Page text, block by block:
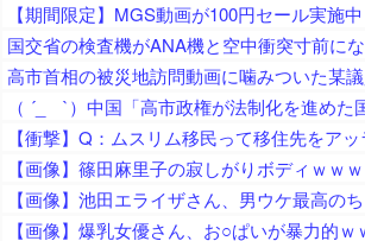
【画像】爆乳女優さん、お○ぱいが暴力的ｗ